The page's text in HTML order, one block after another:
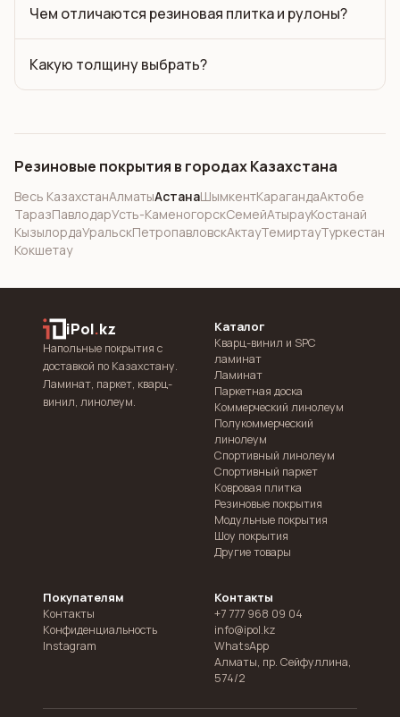
Чем отличаются резиновая плитка и рулоны?
Какую толщину выбрать?
Резиновые покрытия в городах Казахстана
Весь КазахстанАлматыАстанаШымкентКарагандаАктобе
ТаразПавлодарУсть-КаменогорскСемейАтырауКостанай
КызылордаУральскПетропавловскАктауТемиртауТуркестан
Кокшетау
iPol.kz
Напольные покрытия с
доставкой по Казахстану.
Ламинат, паркет, кварц-
винил, линолеум.
Каталог
Кварц-винил и SPC
ламинат
Ламинат
Паркетная доска
Коммерческий линолеум
Полукоммерческий
линолеум
Спортивный линолеум
Спортивный паркет
Ковровая плитка
Резиновые покрытия
Модульные покрытия
Шоу покрытия
Другие товары
Покупателям
Контакты
Конфиденциальность
Instagram
Контакты
+7 777 968 09 04
info@ipol.kz
WhatsApp
Алматы, пр. Сейфуллина,
574/2